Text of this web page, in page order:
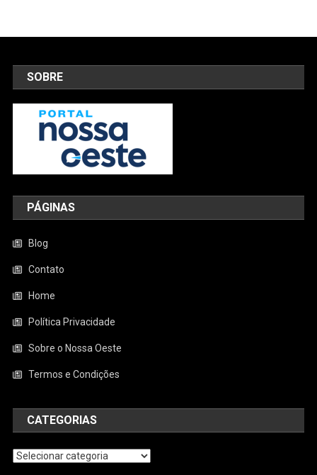
SOBRE
PÁGINAS
Blog
Contato
Home
Política Privacidade
Sobre o Nossa Oeste
Termos e Condições
CATEGORIAS
Categorias